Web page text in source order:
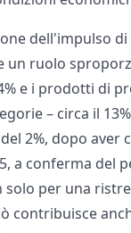
dell'impulso di
un ruolo
e i prodotti di
– circa il 13%
2%, dopo aver
a conferma del
solo per una
contribuisce